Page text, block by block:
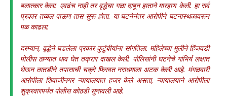
बलात्कार केला. एवढंच नाही तर वृद्धेचा गळा दाबून हाताने मारहाण केली. हा सर्व
प्रकार तब्बल पाऊण तास सुरू होता. या घटनेनंतर आरोपीने घटनास्थळावरून
पळ काढला.
दरम्यान, वृद्धेने घडलेला प्रकार कुटुंबीयांना सांगतिला. महिलेच्या मुलीने हिंजवडी
पोलीस ठाण्यात धाव घेत तक्रार दाखल केली. पोलिसांनी घटनेचे गांभिर्य लक्षात
घेऊन तातडीने तपासाची चक्रे फिरवत नराधमाला अटक केली आहे. मंगळवारी
आरोपीला शिवाजीनगर न्यायालयात हजर केले असता, न्यायालयाने आरोपीला
शुक्रवारपर्यंत पोलीस कोठडी सुनावली आहे.